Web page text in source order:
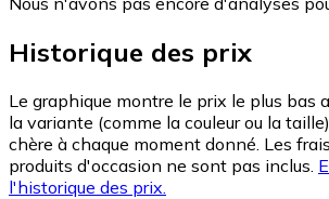
Historique des prix
Le graphique montre le prix le plus bas
la variante (comme la couleur ou la
chère à chaque moment donné. Les
produits d'occasion ne sont pas inclus.
l'historique des prix.